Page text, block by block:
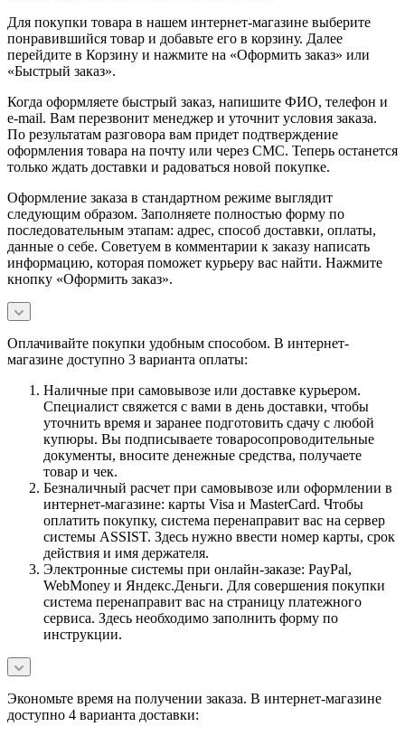
Для покупки товара в нашем интернет-магазине выберите
понравившийся товар и добавьте его в корзину. Далее
перейдите в Корзину и нажмите на «Оформить заказ» или
«Быстрый заказ».
Когда оформляете быстрый заказ, напишите ФИО, телефон и
e-mail. Вам перезвонит менеджер и уточнит условия заказа.
По результатам разговора вам придет подтверждение
оформления товара на почту или через СМС. Теперь останется
только ждать доставки и радоваться новой покупке.
Оформление заказа в стандартном режиме выглядит
следующим образом. Заполняете полностью форму по
последовательным этапам: адрес, способ доставки, оплаты,
данные о себе. Советуем в комментарии к заказу написать
информацию, которая поможет курьеру вас найти. Нажмите
кнопку «Оформить заказ».
Оплачивайте покупки удобным способом. В интернет-
магазине доступно 3 варианта оплаты:
Наличные при самовывозе или доставке курьером.
Специалист свяжется с вами в день доставки, чтобы
уточнить время и заранее подготовить сдачу с любой
купюры. Вы подписываете товаросопроводительные
документы, вносите денежные средства, получаете
товар и чек.
Безналичный расчет при самовывозе или оформлении в
интернет-магазине: карты Visa и MasterCard. Чтобы
оплатить покупку, система перенаправит вас на сервер
системы ASSIST. Здесь нужно ввести номер карты, срок
действия и имя держателя.
Электронные системы при онлайн-заказе: PayPal,
WebMoney и Яндекс.Деньги. Для совершения покупки
система перенаправит вас на страницу платежного
сервиса. Здесь необходимо заполнить форму по
инструкции.
Экономьте время на получении заказа. В интернет-магазине
доступно 4 варианта доставки: